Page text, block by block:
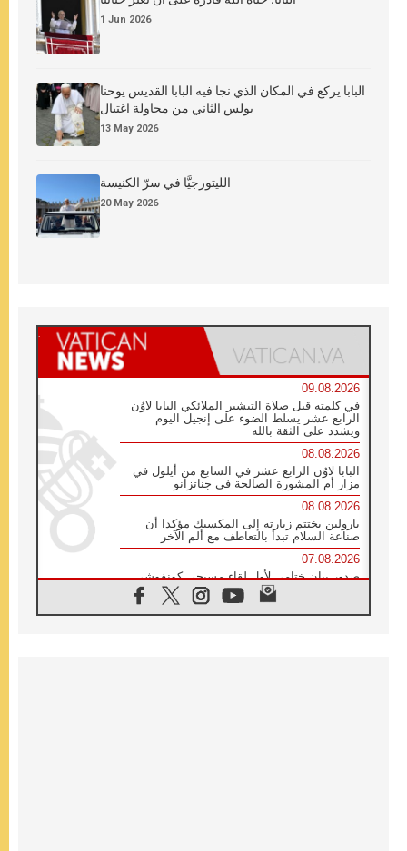
1 Jun 2026
البابا يركع في المكان الذي نجا فيه البابا القديس يوحنا
بولس الثاني من محاولة اغتيال
13 May 2026
الليتورجيَّا في سرّ الكنيسة
20 May 2026
09.08.2026
في كلمته قبل صلاة التبشير الملائكي البابا لاوُن
الرابع عشر يسلط الضوء على إنجيل اليوم
ويشدد على الثقة بالله
08.08.2026
البابا لاوُن الرابع عشر في السابع من أيلول في
مزار أم المشورة الصالحة في جناتزانو
08.08.2026
بارولين يختتم زيارته إلى المكسيك مؤكدا أن
صناعة السلام تبدأ بالتعاطف مع ألم الآخر
07.08.2026
صدور بيان ختامي لأول لقاء مسيحي كونفوشي
بمشاركة الدائرة الفاتيكانية للحوار بين الأديان
07.08.2026